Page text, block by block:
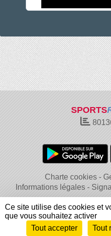
SPORTS
Charte cookies
Informations légales
Envie de participer ?
Ce site utilise des cookies et
que vous souhaitez activer
Tout accepter
Tout